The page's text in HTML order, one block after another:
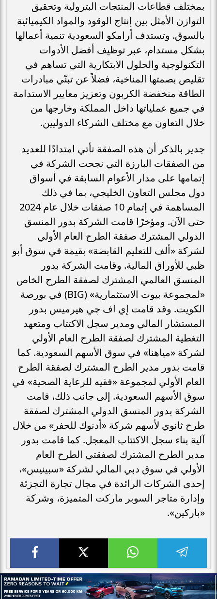
بمختلف قطاعات المنتجات البترولية وتحقيق
التوازن الأمثل بين إنتاج الوقود والمواد الكيميائية
بالسوق. وتستدف أرامكو السعودية تنمية أعمالها
بشكل مستدام، عبر توظيف أفضل الأدوات
التكنولوجية والحلول الابتكارية التي تساهم في
تقليص بصمتها المناخية، فضلاً عن تبنّي مبادرات
الطاقة منخفضة الكربون وتعزيز معايير الاستدامة
في جميع عملياتها داخل المملكة وخارجها من
خلال التعاون مع مختلف الشركاء الدوليين.
جدير بالذكر أن هذه الصفقة تأتي امتدادًا للعديد
من الصفقات البارزة التي نجحت الشركة في
إتمامها على مدار الأعوام السابقة في أسواق
دول مجلس التعاون الخليجي، بما في ذلك
المساهمة في إتمام 10 صفقات خلال عام 2024
حتى الآن. ومؤخرًا قامت الشركة بدور المنسق
الدولي المشترك صفقة الطرح العام الأولي
لشركة «ألف للتعليم القابضة» بقيمة في سوق أبو
ظبي للأوراق المالية. وقامت الشركة بدور
المنسق العالمي المشترك لصفقة الطرح الخاص
«لمجموعة بيوت الاستثمارية» (BIG) في بورصة
الكويت. وقد قامت إي اف چي هيرميس بدور
المستشار المالي ومدير سجل الاكتتاب ومتعهد
التغطية المشترك لصفقة الطرح العام الأولي
لشركة «مياهنا» في سوق الأسهم السعودية. كما
قامت بدور مدير الطرح المشترك لصفقة الطرح
العام الأولي لمجموعة «فقيه للرعاية الصحية» في
سوق الأسهم السعودية. إلى جانب ذلك، قامت
الشركة بدور المنسق الدولي المشترك لصفقة
طرح ثانوي لأسهم شركة «أدنوك للحفر» من خلال
آلية بناء سجل الاكتتاب المعجل. كما قامت بدور
مدير الطرح المشترك لصفقتي الطرح العام
الأولي في سوق دبي المالي لشركة «سبينيس»،
إحدى الشركات الرائدة في مجال تجارة التجزئة
وإدارة متاجر السوبر ماركت المتميزة، وشركة
«باركين».